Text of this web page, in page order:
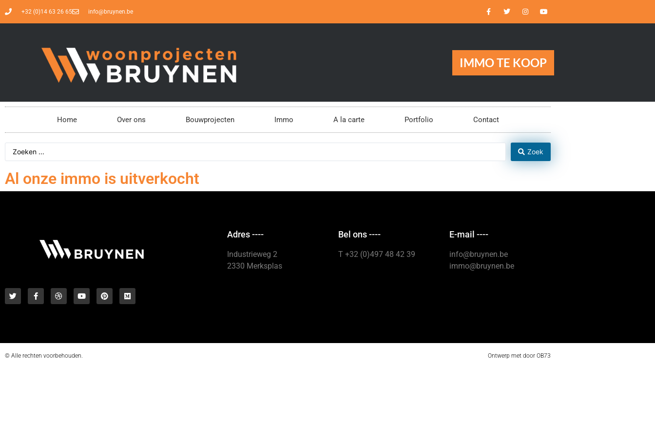
+32 (0)14 63 26 65 info@bruynen.be
IMMO TE KOOP
Home Over ons Bouwprojecten Immo A la carte Portfolio Contact
Zoek
Al onze immo is uitverkocht
Adres ----
Industrieweg 2
2330 Merksplas
Bel ons ----
T +32 (0)497 48 42 39
E-mail ----
info@bruynen.be
immo@bruynen.be
© Alle rechten voorbehouden. Ontwerp met door OB73